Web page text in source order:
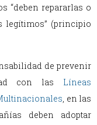
“deben repararlas o
legítimos” (principio
de prevenir
con las
Líneas
, en las
deben adoptar